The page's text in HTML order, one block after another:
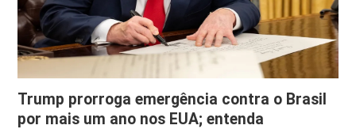
Trump prorroga emergência contra o Brasil
por mais um ano nos EUA; entenda